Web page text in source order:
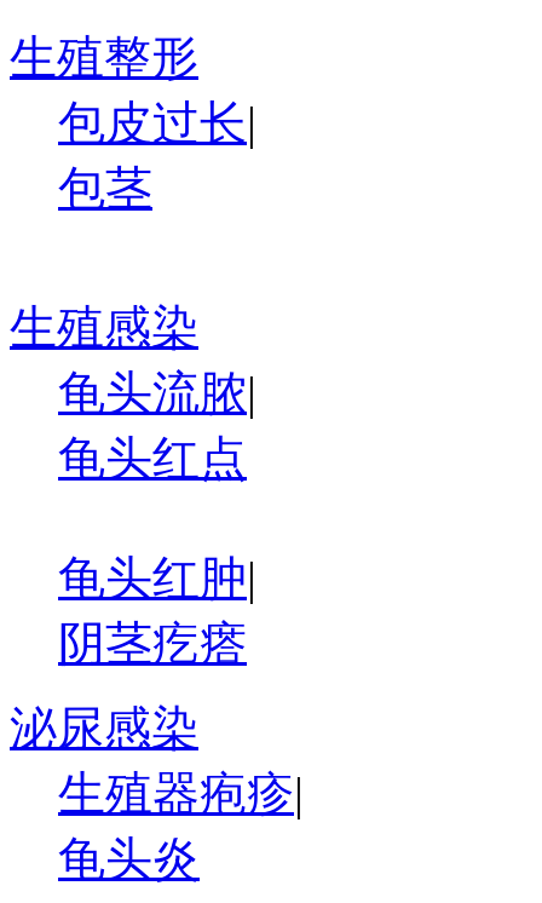
生殖整形
包皮过长|
包茎
生殖感染
龟头流脓|
龟头红点
龟头红肿|
阴茎疙瘩
泌尿感染
生殖器疱疹|
龟头炎